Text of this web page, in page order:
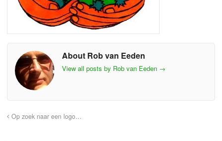
About Rob van Eeden
View all posts by Rob van Eeden →
Op zoek naar een logo…